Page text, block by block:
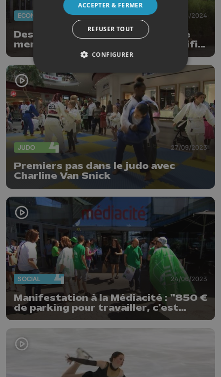
ECONOMIE 24/06/2024
Des commerçants de la Médiacité
menacés d'astreintes: CBRE justifie
l'envoi d'huissiers
JUDO 27/09/2023
Premiers pas dans le judo avec
Charline Van Snick
SOCIAL 24/06/2023
Manifestation à la Médiacité : "850 €
de parking pour travailler, c'est
internable"
ACCEPTER & FERMER
REFUSER TOUT
CONFIGURER